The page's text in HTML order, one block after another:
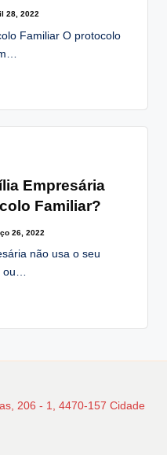
28, 2022
Familiar O protocolo
Empresária
Familiar?
26, 2022
não usa o seu
ou…
206 - 1, 4470-157 Cidade